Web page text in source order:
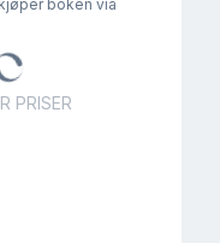
boken via
PRISER